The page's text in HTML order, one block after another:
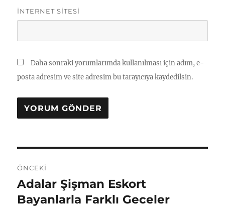
İNTERNET SITESI
Daha sonraki yorumlarımda kullanılması için adım, e-
posta adresim ve site adresim bu tarayıcıya kaydedilsin.
gezinmesi
ÖNCEKI
Önceki
yazı:
Adalar Şişman Eskort
Bayanlarla Farklı Geceler